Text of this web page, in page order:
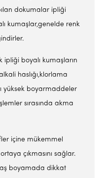
dokumalar ipliği
kumaşlar,genelde renk
boyalı kumaşların
haslığı,klorlama
yüksek boyarmaddeler
sırasında akma
içine mükemmel
çıkmasını sağlar.
boyamada dikkat